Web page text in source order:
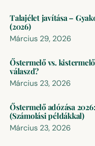
Talajélet javítása –
(2026)
Március 29, 2026
Őstermelő vs.
válaszd?
Március 23, 2026
Őstermelő adózása
(Számolási példákkal)
Március 23, 2026